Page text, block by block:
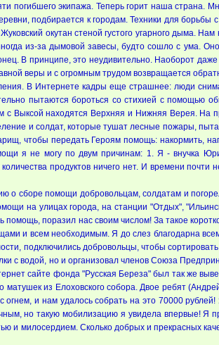
погибшего экипажа. Теперь горит наша страна.
подбирается к городам. Техники для
окутан стеной густого угарного дыма.
из-за дымовой завесы, будто сошло с ума.
В принципе, это неудивительно. Наоборот
веры и с огромным трудом возвращается
В Интернете кадры еще страшнее: люди
пытаются бороться со стихией с помощью
Выксой находятся Верхняя и Нижняя Верея. На
и солдат, которые тушат лесные пожары,
чтобы передать Героям помощь: накормить,
я не могу по двум причинам: 1. Я - внучка
продуктов ничего нет. И времени
сборе помощи добровольцам, солдатам и
на улицах города, на станции "Отдых",
поразил нас своим числом! За такое
и всем необходимым. Я до слез благодарна
подключились добровольцы, чтобы
с водой, но и организовал членов Союза
сайте фонда "Русская Береза" был так же
матушек из Елоховского собора. Двое ребят
и нам удалось собрать на это 70000
но такую мобилизацию я увидела впервые! Я
и милосердием. Сколько добрых и прекрасных